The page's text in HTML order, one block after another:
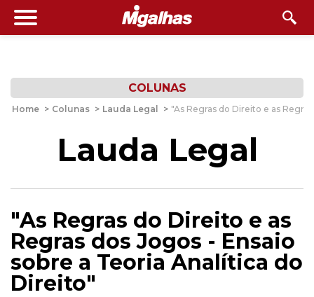
COLUNAS
Home > Colunas > Lauda Legal > "As Regras do Direito e as
Lauda Legal
"As Regras do Direito e as
Regras dos Jogos - Ensaio
sobre a Teoria Analítica do
Direito"